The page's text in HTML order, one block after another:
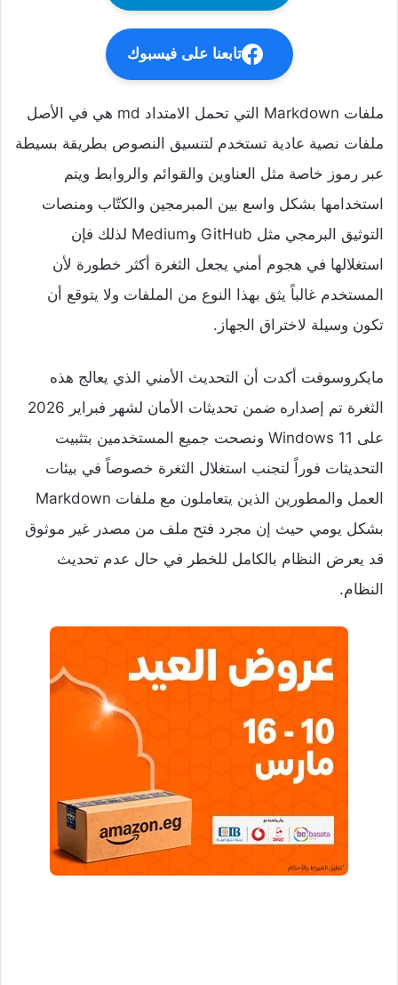
تابعنا على فيسبوك
ملفات Markdown التي تحمل الامتداد md هي في الأصل
ملفات نصية عادية تستخدم لتنسيق النصوص بطريقة بسيطة
عبر رموز خاصة مثل العناوين والقوائم والروابط ويتم
استخدامها بشكل واسع بين المبرمجين والكتّاب ومنصات
التوثيق البرمجي مثل GitHub وMedium لذلك فإن
استغلالها في هجوم أمني يجعل الثغرة أكثر خطورة لأن
المستخدم غالباً يثق بهذا النوع من الملفات ولا يتوقع أن
تكون وسيلة لاختراق الجهاز.
مايكروسوفت أكدت أن التحديث الأمني الذي يعالج هذه
الثغرة تم إصداره ضمن تحديثات الأمان لشهر فبراير 2026
على Windows 11 ونصحت جميع المستخدمين بتثبيت
التحديثات فوراً لتجنب استغلال الثغرة خصوصاً في بيئات
العمل والمطورين الذين يتعاملون مع ملفات Markdown
بشكل يومي حيث إن مجرد فتح ملف من مصدر غير موثوق
قد يعرض النظام بالكامل للخطر في حال عدم تحديث
النظام.